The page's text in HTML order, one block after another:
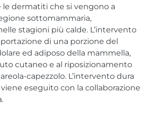
le dermatiti che si vengono a
sottomammaria,
stagioni più calde. L’intervento
di una porzione del
ed adiposo della mammella,
cutaneo e al riposizionamento
capezzolo. L’intervento dura
eseguito con la collaborazione